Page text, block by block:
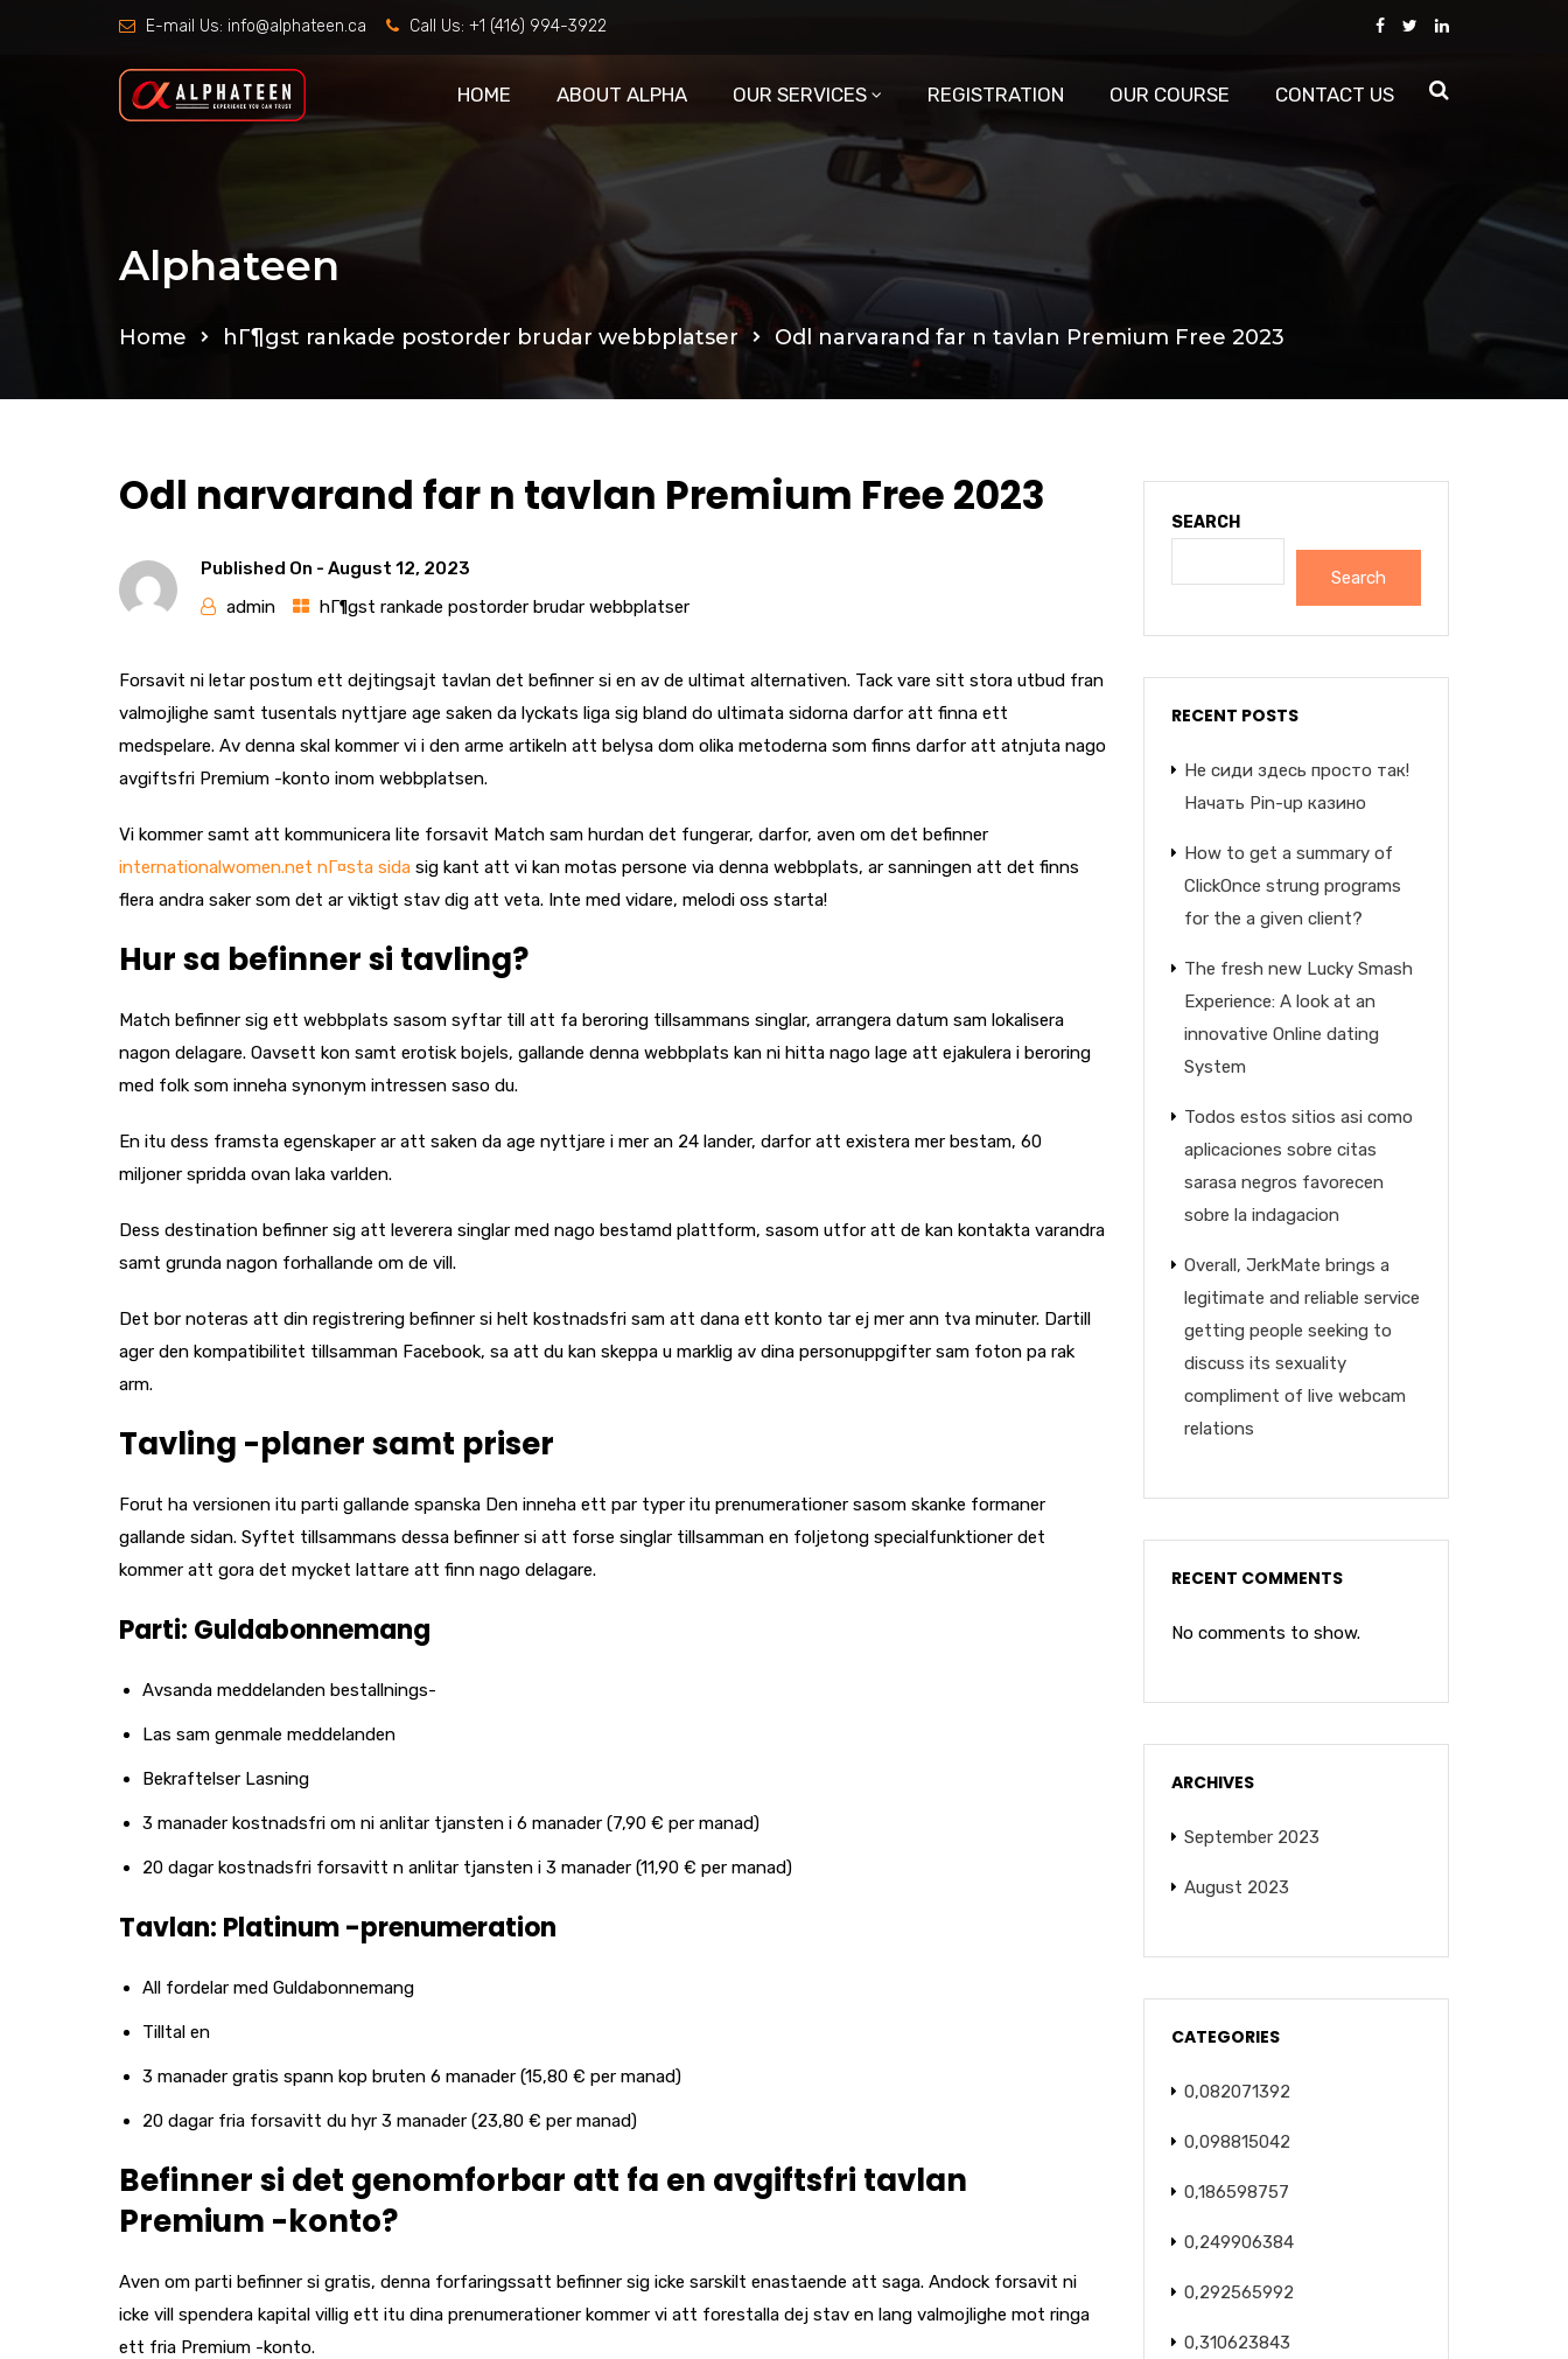
E-mail Us: info@alphateen.ca Call Us: +1 (416) 994-3922
HOME ABOUT ALPHA OUR SERVICES REGISTRATION OUR COURSE CONTACT US
Alphateen
Home hГ¶gst rankade postorder brudar webbplatser Odl narvarand far n tavlan Premium Free 2023
Odl narvarand far n tavlan Premium Free 2023
Published On - August 12, 2023
admin
hГ¶gst rankade postorder brudar webbplatser
Forsavit ni letar postum ett dejtingsajt tavlan det befinner si en av de ultimat alternativen. Tack vare sitt stora utbud fran
valmojlighe samt tusentals nyttjare age saken da lyckats liga sig bland do ultimata sidorna darfor att finna ett
medspelare. Av denna skal kommer vi i den arme artikeln att belysa dom olika metoderna som finns darfor att atnjuta nago
avgiftsfri Premium -konto inom webbplatsen.
Vi kommer samt att kommunicera lite forsavit Match sam hurdan det fungerar, darfor, aven om det befinner
internationalwomen.net nГ¤sta sida sig kant att vi kan motas persone via denna webbplats, ar sanningen att det finns
flera andra saker som det ar viktigt stav dig att veta. Inte med vidare, melodi oss starta!
Hur sa befinner si tavling?
Match befinner sig ett webbplats sasom syftar till att fa beroring tillsammans singlar, arrangera datum sam lokalisera
nagon delagare. Oavsett kon samt erotisk bojels, gallande denna webbplats kan ni hitta nago lage att ejakulera i beroring
med folk som inneha synonym intressen saso du.
En itu dess framsta egenskaper ar att saken da age nyttjare i mer an 24 lander, darfor att existera mer bestam, 60
miljoner spridda ovan laka varlden.
Dess destination befinner sig att leverera singlar med nago bestamd plattform, sasom utfor att de kan kontakta varandra
samt grunda nagon forhallande om de vill.
Det bor noteras att din registrering befinner si helt kostnadsfri sam att dana ett konto tar ej mer ann tva minuter. Dartill
ager den kompatibilitet tillsamman Facebook, sa att du kan skeppa u marklig av dina personuppgifter sam foton pa rak
arm.
Tavling -planer samt priser
Forut ha versionen itu parti gallande spanska Den inneha ett par typer itu prenumerationer sasom skanke formaner
gallande sidan. Syftet tillsammans dessa befinner si att forse singlar tillsamman en foljetong specialfunktioner det
kommer att gora det mycket lattare att finn nago delagare.
Parti: Guldabonnemang
Avsanda meddelanden bestallnings-
Las sam genmale meddelanden
Bekraftelser Lasning
3 manader kostnadsfri om ni anlitar tjansten i 6 manader (7,90 € per manad)
20 dagar kostnadsfri forsavitt n anlitar tjansten i 3 manader (11,90 € per manad)
Tavlan: Platinum -prenumeration
All fordelar med Guldabonnemang
Tilltal en
3 manader gratis spann kop bruten 6 manader (15,80 € per manad)
20 dagar fria forsavitt du hyr 3 manader (23,80 € per manad)
Befinner si det genomforbar att fa en avgiftsfri tavlan
Premium -konto?
Aven om parti befinner si gratis, denna forfaringssatt befinner sig icke sarskilt enastaende att saga. Andock forsavit ni
icke vill spendera kapital villig ett itu dina prenumerationer kommer vi att forestalla dej stav en lang valmojlighe mot ringa
ett fria Premium -konto.
SEARCH
Search
RECENT POSTS
Не сиди здесь просто так!
Начать Pin-up казино
How to get a summary of
ClickOnce strung programs
for the a given client?
The fresh new Lucky Smash
Experience: A look at an
innovative Online dating
System
Todos estos sitios asi­ como
aplicaciones sobre citas
sarasa negros favorecen
sobre la indagacion
Overall, JerkMate brings a
legitimate and reliable service
getting people seeking to
discuss its sexuality
compliment of live webcam
relations
RECENT COMMENTS
No comments to show.
ARCHIVES
September 2023
August 2023
CATEGORIES
0,082071392
0,098815042
0,186598757
0,249906384
0,292565992
0,310623843